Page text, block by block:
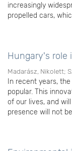
increasingly
propelled cars,
Hungary's role
Madarász, Nikolett;
In recent years,
popular. This
of our lives, and
presence will not